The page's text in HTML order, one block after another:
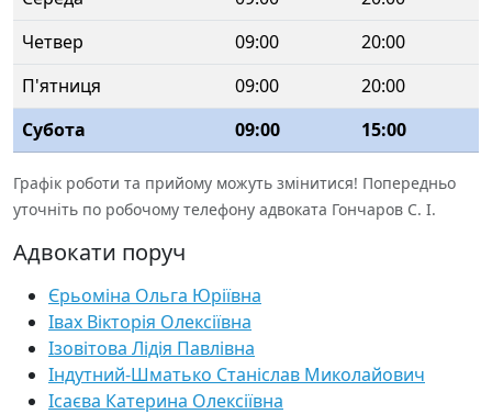
Четвер
09:00
20:00
П'ятниця
09:00
20:00
Субота
09:00 15:00
Графік роботи та прийому можуть змінитися! Попередньо
уточніть по робочому телефону адвоката Гончаров С. І.
Адвокати поруч
Єрьоміна Ольга Юріївна
Івах Вікторія Олексіївна
Ізовітова Лідія Павлівна
Індутний-Шматько Станіслав Миколайович
Ісаєва Катерина Олексіївна